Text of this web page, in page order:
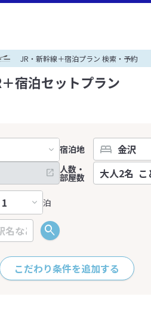
JR・新幹線＋宿泊プラン 検索・予約
宿泊セットプラン
宿泊地
泊
人数・
部屋数
こだわり条件を追加する